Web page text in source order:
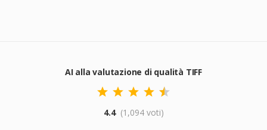
AI alla valutazione di qualità TIFF
4.4 (1,094 voti)